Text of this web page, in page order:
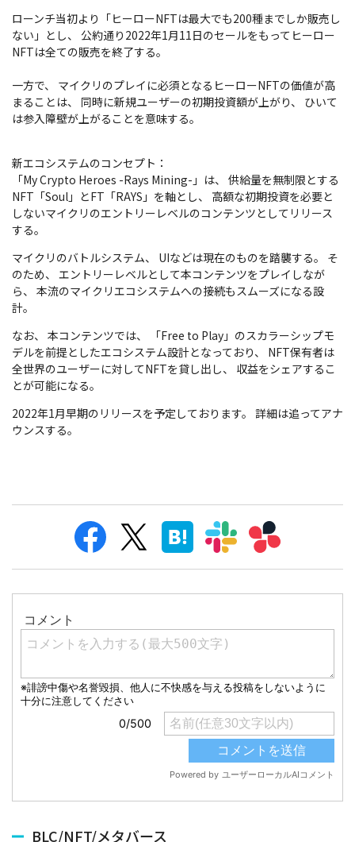
ローンチ当初より「ヒーローNFTは最大でも200種までしか販売し
ない」とし、 公約通り2022年1月11日のセールをもってヒーロー
NFTは全ての販売を終了する。
一方で、 マイクリのプレイに必須となるヒーローNFTの価値が高
まることは、 同時に新規ユーザーの初期投資額が上がり、 ひいて
は参入障壁が上がることを意味する。
新エコシステムのコンセプト：
「My Crypto Heroes -Rays Mining-」は、 供給量を無制限とする
NFT「Soul」とFT「RAYS」を軸とし、 高額な初期投資を必要と
しないマイクリのエントリーレベルのコンテンツとしてリリース
する。
マイクリのバトルシステム、 UIなどは現在のものを踏襲する。 そ
のため、 エントリーレベルとして本コンテンツをプレイしなが
ら、 本流のマイクリエコシステムへの接続もスムーズになる設
計。
なお、 本コンテンツでは、 「Free to Play」のスカラーシップモ
デルを前提としたエコシステム設計となっており、 NFT保有者は
全世界のユーザーに対してNFTを貸し出し、 収益をシェアするこ
とが可能になる。
2022年1月早期のリリースを予定しております。 詳細は追ってアナ
ウンスする。
BLC/NFT/メタバース